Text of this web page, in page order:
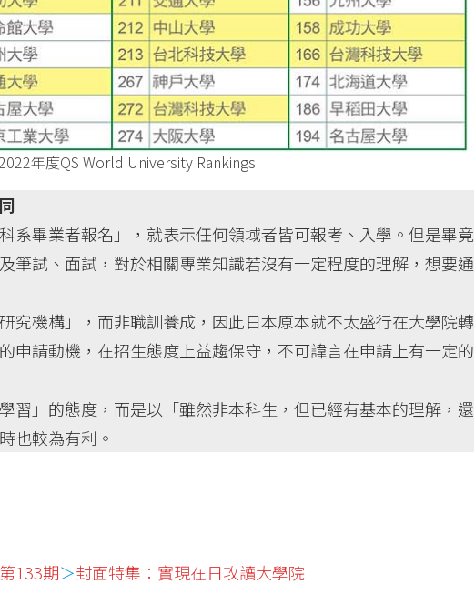
年度QS World University Rankings
系畢業者報名」，就表示任何領域者皆可報考、入學。但是畢竟
筆試、面試，對於相關專業知識若沒有一定程度的理解，想要通
究機構」，而非職訓養成，因此日本原本就不太盛行在大學院轉
申請動機，在招生態度上益趨保守，不可諱言在申請上有一定的
習」的態度，而是以「雖然非本科生，但已經有基本的理解，還
也較為有利。
133期＞封面特集：實現在日攻讀大學院